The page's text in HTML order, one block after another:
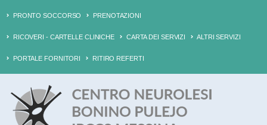
PRONTO SOCCORSO PRENOTAZIONI
RICOVERI - CARTELLE CLINICHE CARTA DEI SERVIZI ALTRI SERVIZI
PORTALE FORNITORI RITIRO REFERTI